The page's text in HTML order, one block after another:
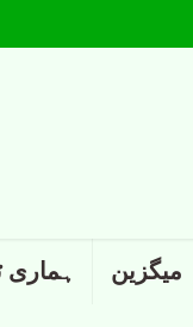
میگزین ہماری